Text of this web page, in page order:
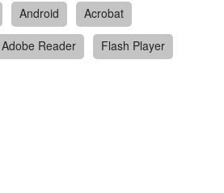
Android
Acrobat
Adobe Reader
Flash Player